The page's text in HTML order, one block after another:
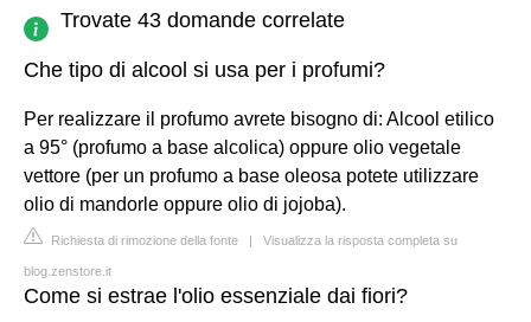
Trovate 43 domande correlate
Che tipo di alcool si usa per i profumi?
Per realizzare il profumo avrete bisogno di: Alcool etilico
a 95° (profumo a base alcolica) oppure olio vegetale
vettore (per un profumo a base oleosa potete utilizzare
olio di mandorle oppure olio di jojoba).
Richiesta di rimozione della fonte | Visualizza la risposta completa su
blog.zenstore.it
Come si estrae l'olio essenziale dai fiori?